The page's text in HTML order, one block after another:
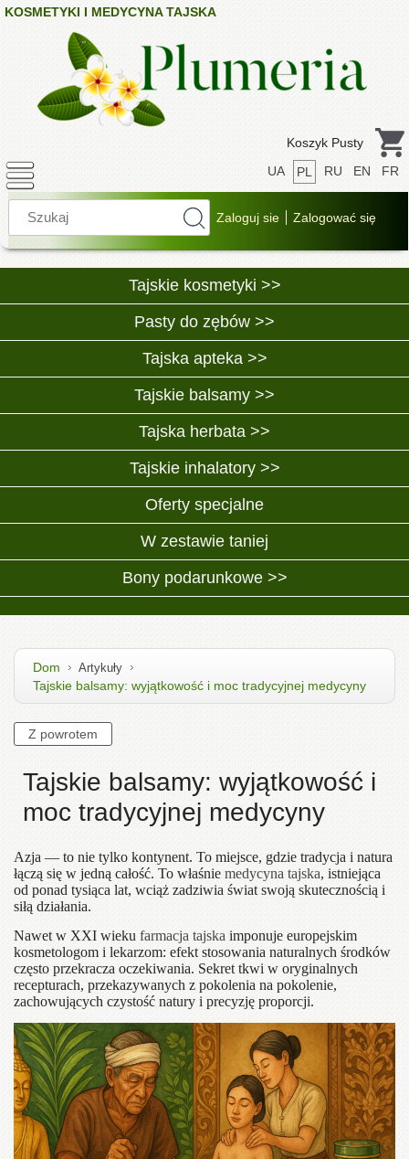
KOSMETYKI I MEDYCYNA TAJSKA
Koszyk Pusty
UA
PL RU EN FR
Tajskie kosmetyki >>
Pasty do zębów >>
Tajska apteka >>
Tajskie balsamy >>
Tajska herbata >>
Tajskie inhalatory >>
Oferty specjalne
W zestawie taniej
Bony podarunkowe >>
Dom Artykuły
Tajskie balsamy: wyjątkowość i moc tradycyjnej medycyny
Tajskie balsamy: wyjątkowość i
moc tradycyjnej medycyny
Azja — to nie tylko kontynent. To miejsce, gdzie tradycja i natura
łączą się w jedną całość. To właśnie medycyna tajska, istniejąca
od ponad tysiąca lat, wciąż zadziwia świat swoją skutecznością i
siłą działania.
Nawet w XXI wieku farmacja tajska imponuje europejskim
kosmetologom i lekarzom: efekt stosowania naturalnych środków
często przekracza oczekiwania. Sekret tkwi w oryginalnych
recepturach, przekazywanych z pokolenia na pokolenie,
zachowujących czystość natury i precyzję proporcji.